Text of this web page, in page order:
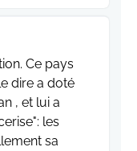
Ce pays
dire a doté
, et lui a
les
sa